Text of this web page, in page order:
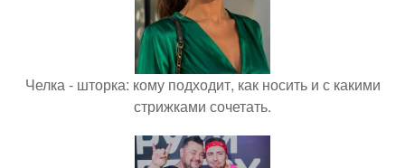
Челка - шторка: кому подходит, как носить и с какими
стрижками сочетать.